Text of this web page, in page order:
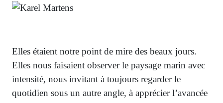
Elles étaient notre point de mire des beaux jours.
Elles nous faisaient observer le paysage marin avec
intensité, nous invitant à toujours regarder le
quotidien sous un autre angle, à apprécier l’avancée